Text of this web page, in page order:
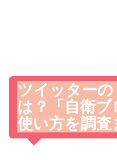
ツイッター
は？「自衛
使い方を調査